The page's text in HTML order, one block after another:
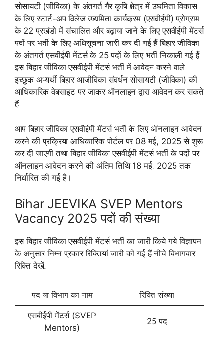
सोसायटी (जीविका) के अंतगर्त गैर कृषि क्षेत्र में उघमिता विकास
के लिए स्टार्ट-अप विलेज उद्यमिता कार्यक्रम (एसवीईपी) प्रोग्राम
के 22 प्रखंडो में संचालित और बढ़ाया जाने के लिए एसवीईपी मेंटर्स
पदों पर भर्ती के लिए अधिसूचना जारी कर दी गई हैं बिहार जीविका
के अंतगर्त एसवीईपी मेंटर्स के 25 पदों के लिए भर्ती निकाली गई हैं
इस बिहार जीविका एसवीईपी मेंटर्स भर्ती में आवेदन करने वाले
इच्छुक अभ्यर्थी बिहार आजीविका संवर्धन सोसायटी (जीविका) की
आधिकारिक वेबसाइट पर जाकर ऑनलाइन द्वारा आवेदन कर सकते
हैं।
आप बिहार जीविका एसवीईपी मेंटर्स भर्ती के लिए ऑनलाइन आवेदन
करने की प्रक्रिया आधिकारिक पोर्टल पर 08 मई, 2025 से शुरू
कर दी जाएगी तथा बिहार जीविका एसवीईपी मेंटर्स भर्ती के पदों पर
ऑनलाइन आवेदन करने की अंतिम तिथि 18 मई, 2025 तक
निर्धारित की गई है।
Bihar JEEVIKA SVEP Mentors
Vacancy 2025 पदों की संख्या
इस बिहार जीविका एसवीईपी मेंटर्स भर्ती का जारी किये गये विज्ञापन
के अनुसार निम्न प्रकार रिक्तियां जारी की गई हैं नीचे विभागवार
रिक्ति देखें.
पद या विभाग का नाम रिक्ति संख्या
एसवीईपी मेंटर्स (SVEP
Mentors)
25 पद